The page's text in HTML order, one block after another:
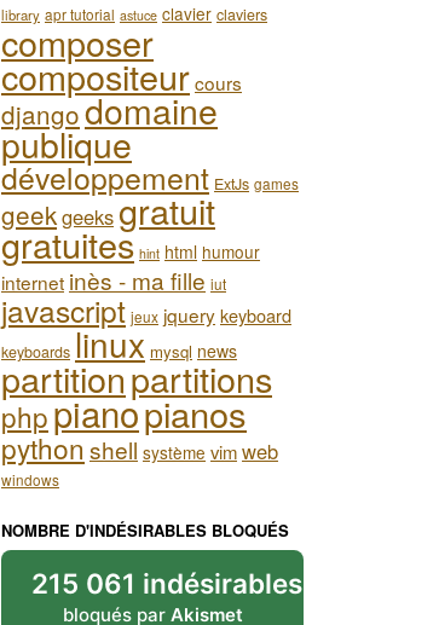
library apr tutorial astuce clavier claviers
composer
compositeurcours
djangodomaine
publique
développement ExtJs games
geekgeeksgratuit
gratuites hint html humour
internet inès - ma fille iut
javascript jeux jquerykeyboard
keyboards linux mysql news
partitionpartitions
phppianopianos
python shell système vimweb
windows
NOMBRE D'INDÉSIRABLES BLOQUÉS
215 061 indésirables
bloqués par Akismet